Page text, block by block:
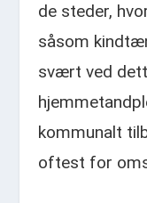
de steder,
såsom
svært ved
kommunalt
oftest for